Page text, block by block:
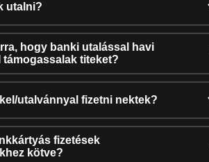
utalni?
hogy banki utalással havi
titeket?
utalvánnyal fizetni nektek?
fizetések
kötve?